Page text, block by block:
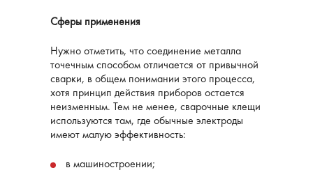
Сферы применения
Нужно отметить, что соединение металла
точечным способом отличается от привычной
сварки, в общем понимании этого процесса,
хотя принцип действия приборов остается
неизменным. Тем не менее, сварочные клещи
используются там, где обычные электроды
имеют малую эффективность:
в машиностроении;